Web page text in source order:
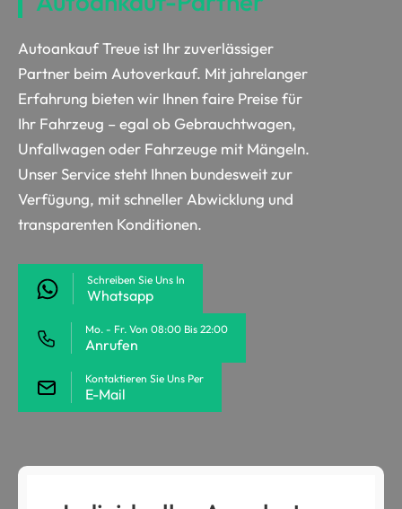
Autoankauf Treue ist Ihr zuverlässiger
Partner beim Autoverkauf. Mit jahrelanger
Erfahrung bieten wir Ihnen faire Preise für
Ihr Fahrzeug – egal ob Gebrauchtwagen,
Unfallwagen oder Fahrzeuge mit Mängeln.
Unser Service steht Ihnen bundesweit zur
Verfügung, mit schneller Abwicklung und
transparenten Konditionen.
Schreiben Sie Uns In
Whatsapp
Mo. - Fr. Von 08:00 Bis 22:00
Anrufen
Kontaktieren Sie Uns Per
E-Mail